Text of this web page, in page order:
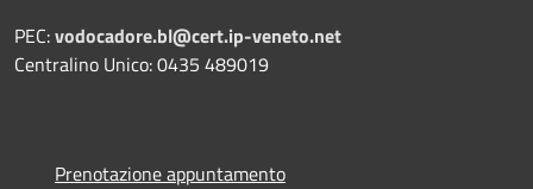
PEC:vodocadore.bl@cert.ip-veneto.net
Centralino Unico: 0435 489019
Prenotazione appuntamento